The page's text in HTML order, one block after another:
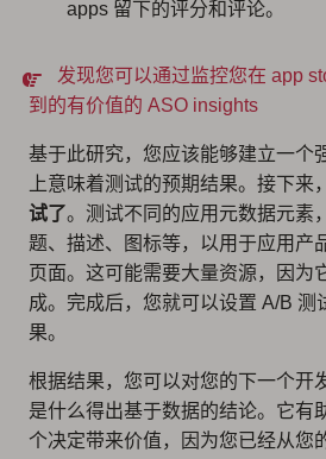
apps 留下的评分和评论。
发现您可以通过监控您在 app
到的有价值的 ASO insights
基于此研究，您应该能够建立一个
上意味着测试的预期结果。接下来，
试了。测试不同的应用元数据元素
题、描述、图标等，以用于应用产
页面。这可能需要大量资源，因为
成。完成后，您就可以设置 A/B 测
果。
根据结果，您可以对您的下一个开
是什么得出基于数据的结论。它有
个决定带来价值，因为您已经从您